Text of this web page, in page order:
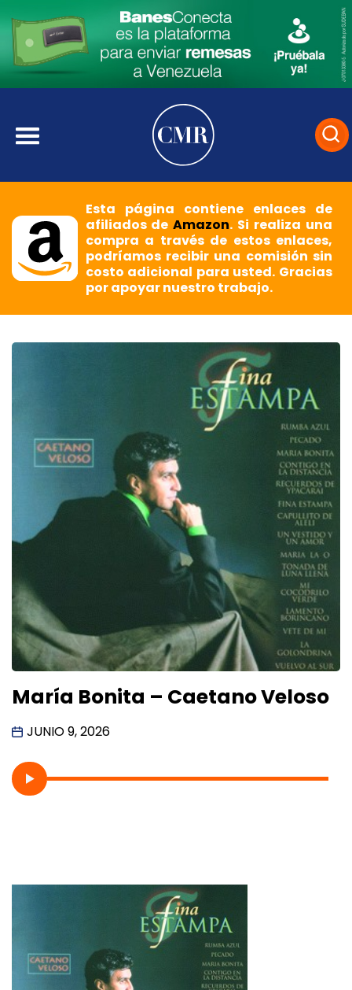
Esta página contiene enlaces de
afiliados deAmazon. Si realiza una
compra a través de estos enlaces,
podríamos recibir una comisión sin
costo adicional para usted. Gracias
por apoyar nuestro trabajo.
María Bonita – Caetano Veloso
JUNIO 9, 2026